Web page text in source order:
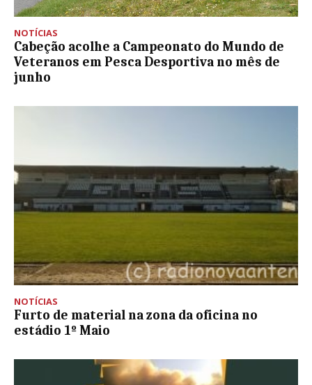
NOTÍCIAS
Cabeção acolhe a Campeonato do Mundo de
Veteranos em Pesca Desportiva no mês de
junho
NOTÍCIAS
Furto de material na zona da oficina no
estádio 1º Maio